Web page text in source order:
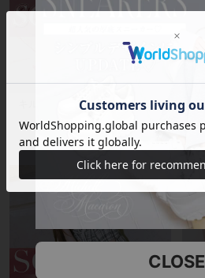
キルティングウエッジサンダル
￥15,000(税込￥16,500)
Request
CLOSE